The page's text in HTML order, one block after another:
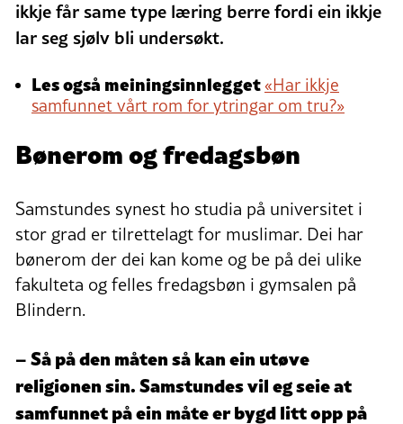
ikkje får same type læring berre fordi ein ikkje
lar seg sjølv bli undersøkt.
Les også meiningsinnlegget«Har ikkje
samfunnet vårt rom for ytringar om tru?»
Bønerom og fredagsbøn
Samstundes synest ho studia på universitet i
stor grad er tilrettelagt for muslimar. Dei har
bønerom der dei kan kome og be på dei ulike
fakulteta og felles fredagsbøn i gymsalen på
Blindern.
– Så på den måten så kan ein utøve
religionen sin. Samstundes vil eg seie at
samfunnet på ein måte er bygd litt opp på